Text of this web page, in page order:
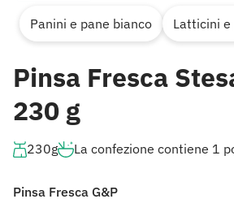
Panini e pane bianco Latticini e
Pinsa Fresca
230 g
230g La confezione contiene 1
Pinsa Fresca G&P